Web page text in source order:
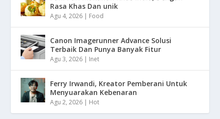
Rasa Khas Dan unik
Agu 4, 2026 | Food
Canon Imagerunner Advance Solusi
Terbaik Dan Punya Banyak Fitur
Agu 3, 2026 | Inet
Ferry Irwandi, Kreator Pemberani Untuk
Menyuarakan Kebenaran
Agu 2, 2026 | Hot